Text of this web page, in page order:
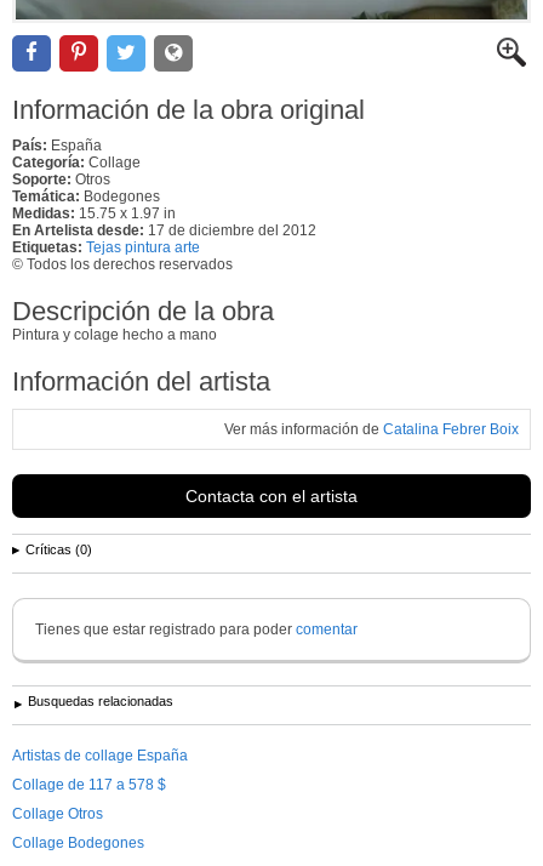
Información de la obra original
País: España
Categoría: Collage
Soporte: Otros
Temática: Bodegones
Medidas: 15.75 x 1.97 in
En Artelista desde: 17 de diciembre del 2012
Etiquetas: Tejas pintura arte
© Todos los derechos reservados
Descripción de la obra
Pintura y colage hecho a mano
Información del artista
Ver más información de Catalina Febrer Boix
Contacta con el artista
Críticas (0)
Tienes que estar registrado para poder comentar
Busquedas relacionadas
Artistas de collage España
Collage de 117 a 578 $
Collage Otros
Collage Bodegones